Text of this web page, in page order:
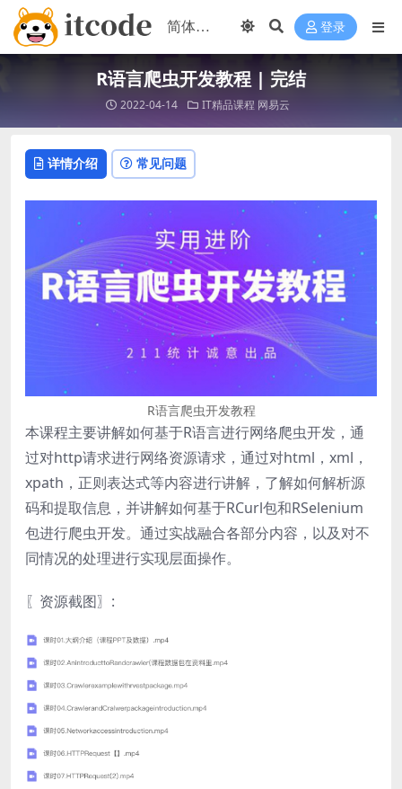
登录
R语言爬虫开发教程 | 完结
2022-04-14 IT精品课程 网易云
详情介绍 常见问题
R语言爬虫开发教程
本课程主要讲解如何基于R语言进行网络爬虫开发，通
过对http请求进行网络资源请求，通过对html，xml，
xpath，正则表达式等内容进行讲解，了解如何解析源
码和提取信息，并讲解如何基于RCurl包和RSelenium
包进行爬虫开发。通过实战融合各部分内容，以及对不
同情况的处理进行实现层面操作。
〖资源截图〗: